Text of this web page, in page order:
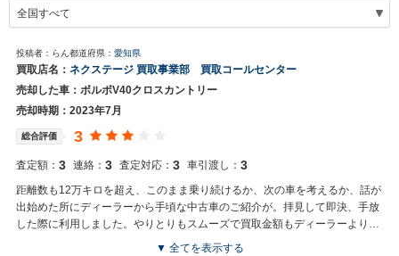
投稿者：らん都道府県： 愛知県
買取店名： ネクステージ 買取事業部 買取コールセンター
売却した車：ボルボV40クロスカントリー
売却時期：2023年7月
総合評価 3
査定額： 3 連絡： 3 査定対応： 3 車引渡し： 3
距離数も12万キロを超え、このまま乗り続けるか、次の車を考えるか、話が
出始めた所にディーラーから手頃な中古車のご紹介が。拝見して即決、手放
した際に利用しました。やりとりもスムーズで買取金額もディーラーより高
値だったので、こちらに決めました。
▼ 全てを表示する